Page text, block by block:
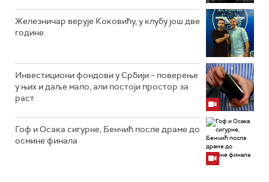
Железничар верује Коковићу, у клубу још две
године
Инвестициони фондови у Србији – поверење
у њих и даље мало, али постоји простор за
раст
Гоф и Осака сигурне, Бенчић после драме до
осмине финала